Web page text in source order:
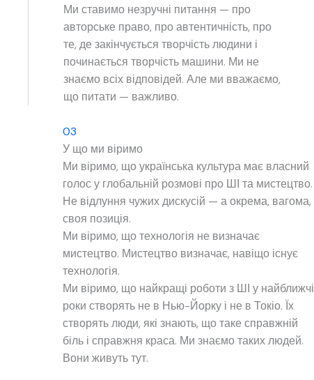
Ми ставимо незручні питання — про
авторське право, про автентичність, про
те, де закінчується творчість людини і
починається творчість машини. Ми не
знаємо всіх відповідей. Але ми вважаємо,
що питати — важливо.
03
У що ми віримо
Ми віримо, що українська культура має власний
голос у глобальній розмові про ШІ та мистецтво.
Не відлуння чужих дискусій — а окрема, вагома,
своя позиція.
Ми віримо, що технологія не визначає
мистецтво. Мистецтво визначає, навіщо існує
технологія.
Ми віримо, що найкращі роботи з ШІ у найближчі
роки створять не в Нью-Йорку і не в Токіо. Їх
створять люди, які знають, що таке справжній
біль і справжня краса. Ми знаємо таких людей.
Вони живуть тут.